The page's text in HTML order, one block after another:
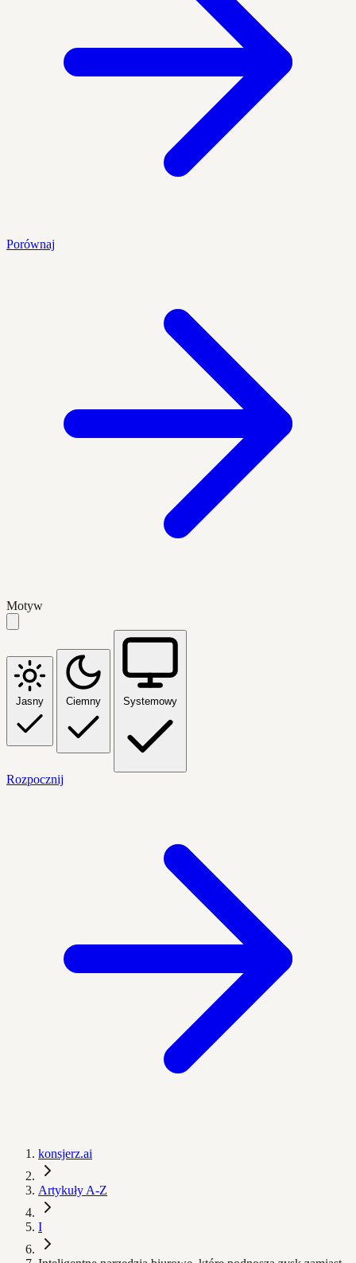
Porównaj
Motyw
Jasny Ciemny Systemowy
Rozpocznij
konsjerz.ai
Artykuły A-Z
I